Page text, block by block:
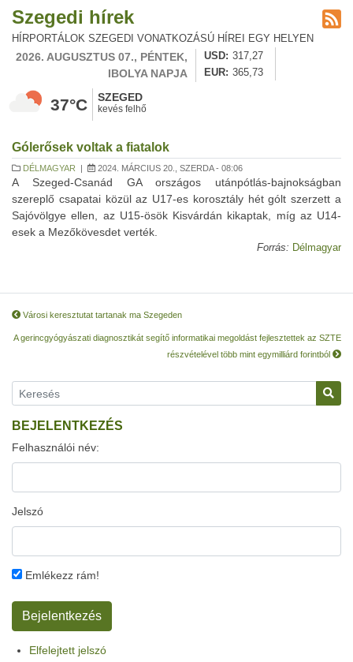
Szegedi hírek
HÍRPORTÁLOK SZEGEDI VONATKOZÁSÚ HÍREI EGY HELYEN
2026. AUGUSZTUS 07., PÉNTEK,
IBOLYA NAPJA
USD
317,27
EUR
365,73
37°C SZEGED
kevés felhő
Gólerősek voltak a fiatalok
DÉLMAGYAR | 2024. MÁRCIUS 20., SZERDA - 08:06
A Szeged-Csanád GA országos utánpótlás-bajnokságban
szereplő csapatai közül az U17-es korosztály hét gólt szerzett a
Sajóvölgye ellen, az U15-ösök Kisvárdán kikaptak, míg az U14-
esek a Mezőkövesdet verték.
Forrás: Délmagyar
Városi keresztutat tartanak ma Szegeden
A gerincgyógyászati diagnosztikát segítő informatikai megoldást fejlesztettek az SZTE
részvételével több mint egymilliárd forintból
BEJELENTKEZÉS
Felhasználói név:
Jelszó
Emlékezz rám!
Elfelejtett jelszó